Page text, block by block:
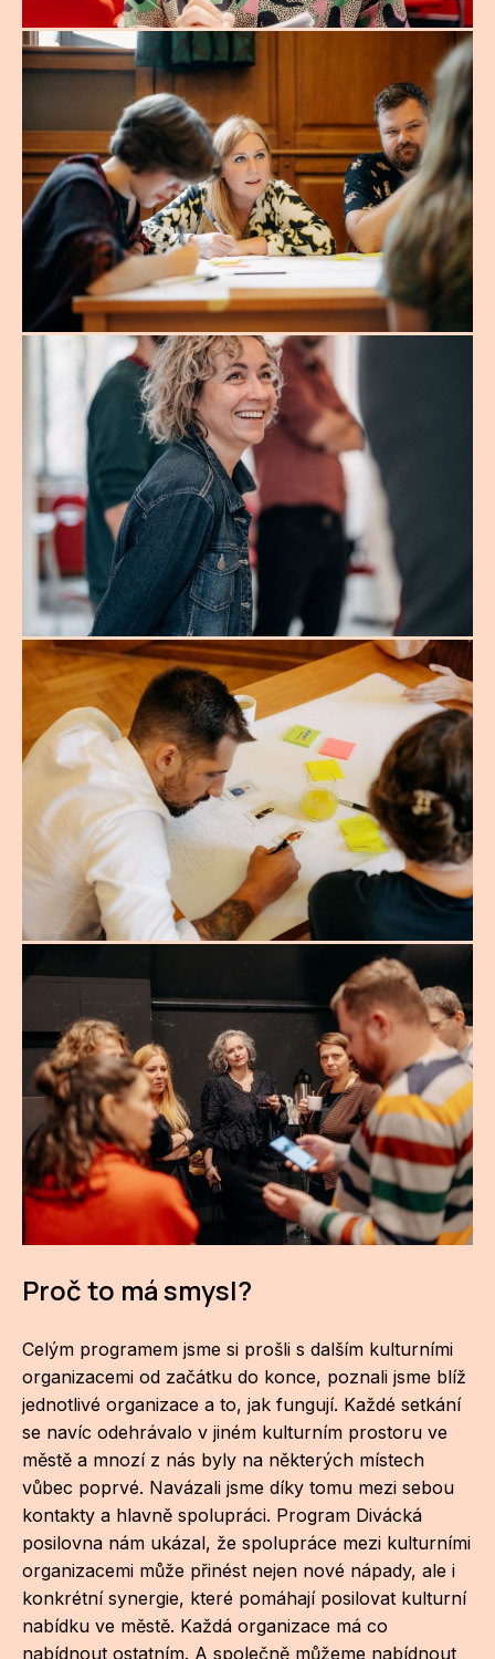
Proč to má smysl?
Celým programem jsme si prošli s dalším kulturními
organizacemi od začátku do konce, poznali jsme blíž
jednotlivé organizace a to, jak fungují. Každé setkání
se navíc odehrávalo v jiném kulturním prostoru ve
městě a mnozí z nás byly na některých místech
vůbec poprvé. Navázali jsme díky tomu mezi sebou
kontakty a hlavně spolupráci. Program Divácká
posilovna nám ukázal, že spolupráce mezi kulturními
organizacemi může přinést nejen nové nápady, ale i
konkrétní synergie, které pomáhají posilovat kulturní
nabídku ve městě. Každá organizace má co
nabídnout ostatním. A společně můžeme nabídnout